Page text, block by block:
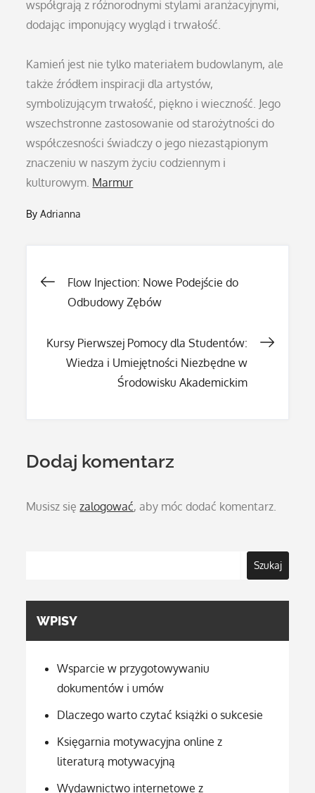
współgrają z różnorodnymi stylami aranżacyjnymi,
dodając imponujący wygląd i trwałość.
Kamień jest nie tylko materiałem budowlanym, ale
także źródłem inspiracji dla artystów,
symbolizującym trwałość, piękno i wieczność. Jego
wszechstronne zastosowanie od starożytności do
współczesności świadczy o jego niezastąpionym
znaczeniu w naszym życiu codziennym i
kulturowym. Marmur
ByAdrianna
Nawigacja
Flow Injection: Nowe Podejście do
Odbudowy Zębów
Kursy Pierwszej Pomocy dla Studentów:
Wiedza i Umiejętności Niezbędne w
Środowisku Akademickim
Dodaj komentarz
Musisz sięzalogować, aby móc dodać komentarz.
Szukaj
WPISY
Wsparcie w przygotowywaniu
dokumentów i umów
Dlaczego warto czytać książki o sukcesie
Księgarnia motywacyjna online z
literaturą motywacyjną
Wydawnictwo internetowe z